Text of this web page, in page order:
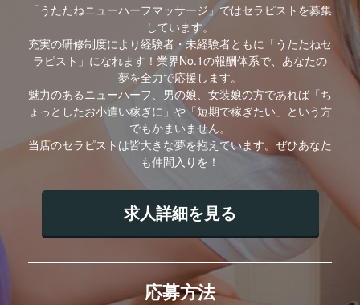
「うたたねニューハーフマッサージ」ではセラピストを募集
しています。
充実の研修制度により経験者・未経験者ともに「うたたねセ
ラピスト」になれます！業界No.1の報酬体系で、あなたの
夢を全力で応援します。
魅力のあるニューハーフ、男の娘、女装娘の方であれば「ち
ょっとしたお小遣い稼ぎに」や「短期で稼ぎたい」という方
でもかまいません。
当店のセラピストは皆大きな夢を抱えています。ぜひあなた
も仲間入りを！
求人詳細を見る
応募方法